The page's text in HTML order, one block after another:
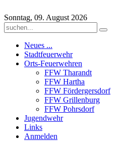
Sonntag, 09. August 2026
Neues ...
Stadtfeuerwehr
Orts-Feuerwehren
FFW Tharandt
FFW Hartha
FFW Fördergersdorf
FFW Grillenburg
FFW Pohrsdorf
Jugendwehr
Links
Anmelden